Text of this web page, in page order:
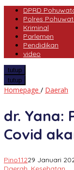
DPRD
Polres
Kriminal
Parlemen
Pendidikan
video
tutup
tutup
Homepage / Daerah
dr. Yana:
Covid
Pino11229 Januari